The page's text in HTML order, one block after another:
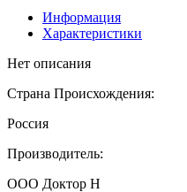
Информация
Характеристики
Нет описания
Страна Происхождения:
Россия
Производитель:
ООО Доктор Н